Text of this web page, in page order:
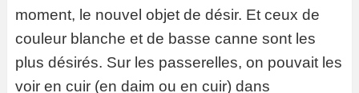
moment, le nouvel objet de désir. Et ceux de
couleur blanche et de basse canne sont les
plus désirés. Sur les passerelles, on pouvait les
voir en cuir (en daim ou en cuir) dans